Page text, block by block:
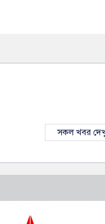
সকল খবর